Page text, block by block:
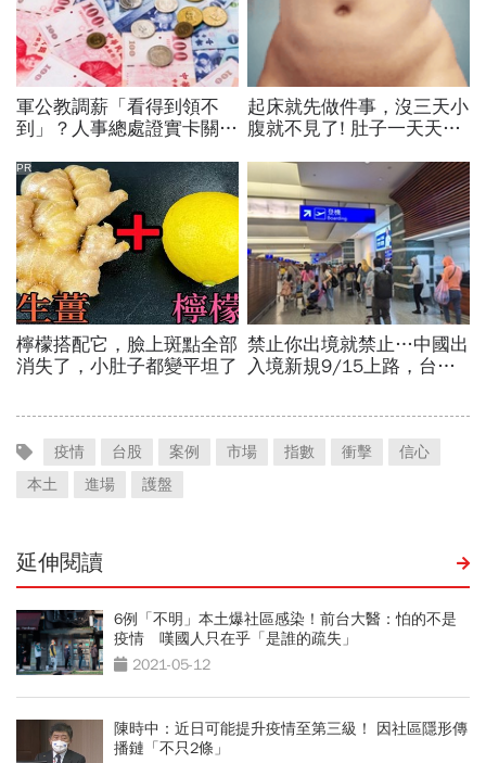
疫情 台股 案例 市場 指數 衝擊
信心
本土
進場 護盤
延伸閱讀
6例「不明」本土爆社區感染！前台大醫：怕的不是
疫情 嘆國人只在乎「是誰的疏失」
2021-05-12
陳時中：近日可能提升疫情至第三級！ 因社區隱形傳
播鏈「不只2條」